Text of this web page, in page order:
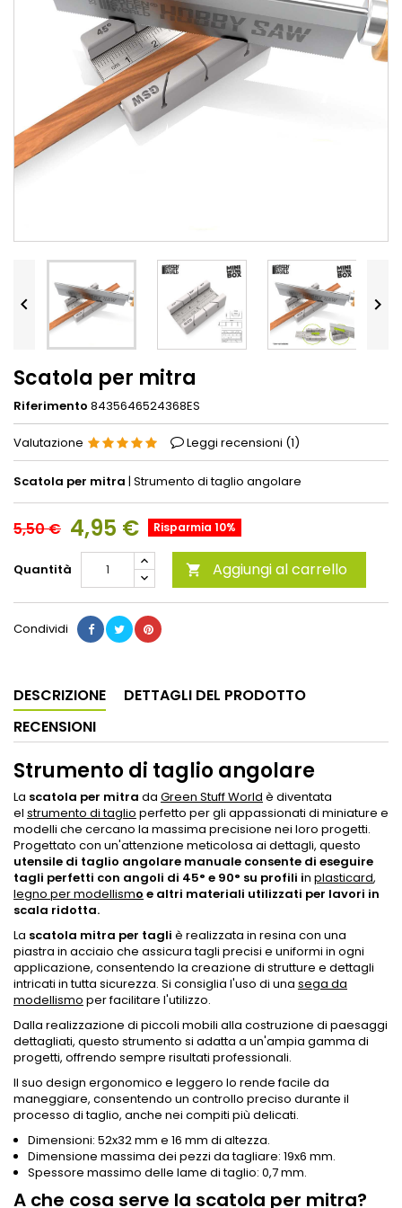
 
Scatola per mitra
Riferimento 8435646524368ES
Valutazione Leggi recensioni (1)
Scatola per mitra | Strumento di taglio angolare
5,50 € 4,95 € Risparmia 10%
Quantità  Aggiungi al carrello
Condividi
DESCRIZIONE
DETTAGLI DEL PRODOTTO
RECENSIONI
Strumento di taglio angolare
La scatola per mitra da Green Stuff World è diventata
el strumento di taglio perfetto per gli appassionati di miniature e
modelli che cercano la massima precisione nei loro progetti.
Progettato con un'attenzione meticolosa ai dettagli, questo
utensile di taglio angolare manuale consente di eseguire
tagli perfetti con angoli di 45° e 90° su profili in plasticard,
legno per modellismo e altri materiali utilizzati per lavori in
scala ridotta.
La scatola mitra per tagli è realizzata in resina con una
piastra in acciaio che assicura tagli precisi e uniformi in ogni
applicazione, consentendo la creazione di strutture e dettagli
intricati in tutta sicurezza. Si consiglia l'uso di una sega da
modellismo per facilitare l'utilizzo.
Dalla realizzazione di piccoli mobili alla costruzione di paesaggi
dettagliati, questo strumento si adatta a un'ampia gamma di
progetti, offrendo sempre risultati professionali.
Il suo design ergonomico e leggero lo rende facile da
maneggiare, consentendo un controllo preciso durante il
processo di taglio, anche nei compiti più delicati.
Dimensioni: 52x32 mm e 16 mm di altezza.
Dimensione massima dei pezzi da tagliare: 19x6 mm.
Spessore massimo delle lame di taglio: 0,7 mm.
A che cosa serve la scatola per mitra?